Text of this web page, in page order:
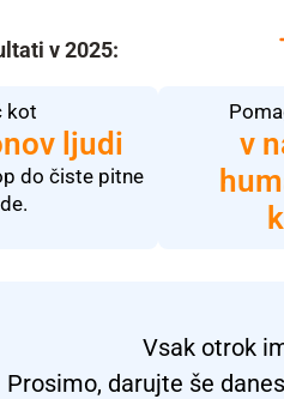
v 2025:
v
kot
ljudi
do čiste pitne
Vsak otrok
Prosimo, darujte še